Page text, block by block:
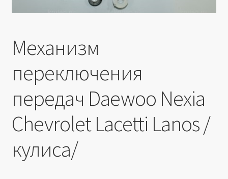
Механизм
переключения
передач Daewoo Nexia
Chevrolet Lacetti Lanos /
кулиса/